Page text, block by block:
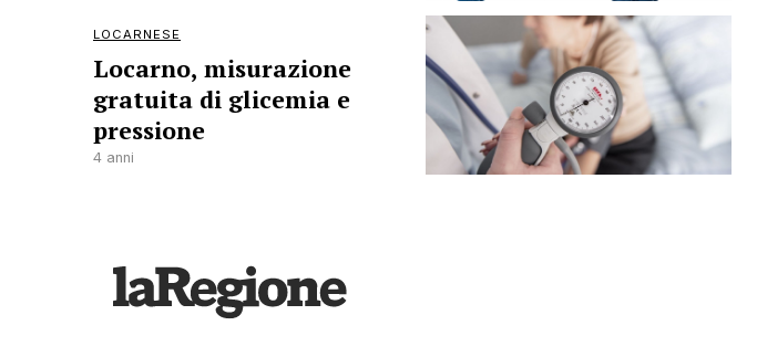
LOCARNESE
Locarno, misurazione
gratuita di glicemia e
pressione
4 anni